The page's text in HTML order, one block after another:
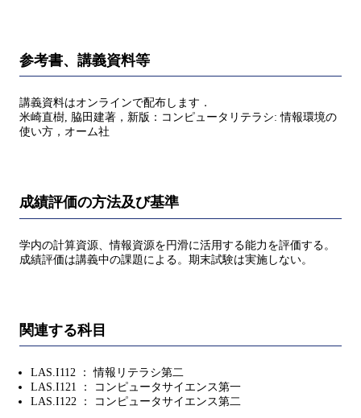
参考書、講義資料等
講義資料はオンラインで配布します．
米崎直樹, 脇田建著，新版：コンピュータリテラシ: 情報環境の
使い方，オーム社
成績評価の方法及び基準
学内の計算資源、情報資源を円滑に活用する能力を評価する。
成績評価は講義中の課題による。期末試験は実施しない。
関連する科目
LAS.I112 ： 情報リテラシ第二
LAS.I121 ： コンピュータサイエンス第一
LAS.I122 ： コンピュータサイエンス第二